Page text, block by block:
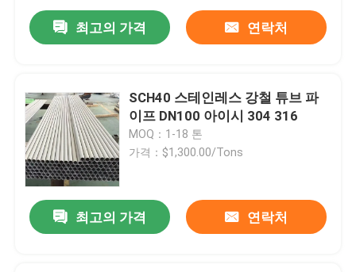
최고의 가격 연락처
SCH40 스테인레스 강철 튜브 파
이프 DN100 아이시 304 316
MOQ：1-18 톤
가격：$1,300.00/Tons
최고의 가격 연락처